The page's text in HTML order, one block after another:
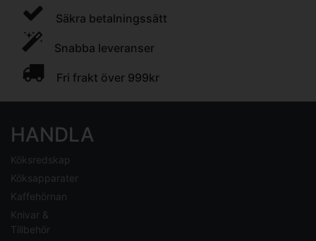
Säkra betalningssätt
Snabba leveranser
Fri frakt över 999kr
HANDLA
Köksredskap
Köksapparater
Kaffehörnan
Knivar &
Tillbehör